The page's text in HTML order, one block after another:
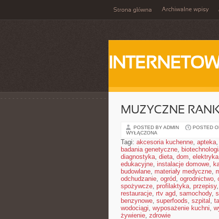
Strona główna Archiwalne wpisy
MUZYCZNE
POSTED BY ADMIN POSTED
WYŁĄCZONA
Tagi: akcesoria kuchenne, apteka,
badania genetyczne,
diagnostyka, dieta, dom, elektryka
edukacyjne, instalacje domowe,
budowlane, materiały medyczne,
odchudzanie, ogród, ogrodnictwo,
spożywcze, profilaktyka, przepisy,
restauracje, rtv agd, samochody,
benzynowe, superfoods, szpital ,
wodociągi, wyposażenie kuchni,
żywienie, zdrowie